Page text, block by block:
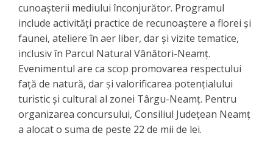
cunoașterii mediului înconjurător. Programul
include activități practice de recunoaștere a florei și
faunei, ateliere în aer liber, dar și vizite tematice,
inclusiv în Parcul Natural Vânători-Neamț.
Evenimentul are ca scop promovarea respectului
față de natură, dar și valorificarea potențialului
turistic și cultural al zonei Târgu-Neamț. Pentru
organizarea concursului, Consiliul Județean Neamț
a alocat o suma de peste 22 de mii de lei.